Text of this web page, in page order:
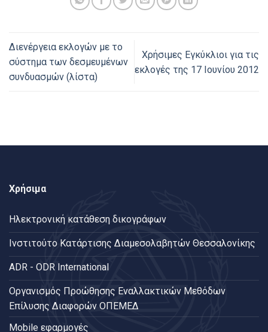
Διενέργεια εκλογών με το
σύστημα των δεσμευμένων
συνδυασμών (λίστα)
Χρήσιμες Εγκύκλιοι για τις
εκλογές της 17 Ιουνίου 2012
Χρήσιμα
Ηλεκτρονική κατάθεση δικογράφων
Ινστιτούτο Κατάρτισης Διαμεσολαβητών Θεσσαλονίκης
ADR - ODR International
Oργανισμός Προώθησης Εναλλακτικών Μεθόδων
Επίλυσης Διαφορών ΟΠΕΜΕΔ
Mobile εφαρμογές